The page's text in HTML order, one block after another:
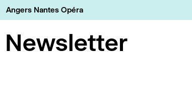
Angers Nantes Opéra
Newsletter
Panneau de gestion des cookies